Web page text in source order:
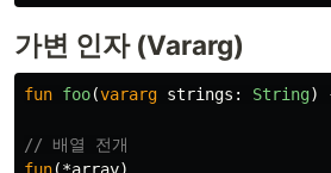
가변 인자 (Vararg)
fun foo(vararg strings : String)
// 배열 전개